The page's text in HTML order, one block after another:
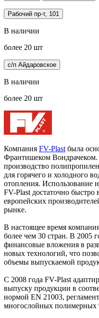
Рабочий пр-т, 101
В наличии
более 20 шт
с/п Айдаровское
В наличии
более 20 шт
Компания FV-Plast была
Франтишеком Вондрачеком.
производство
для горячего и холодного
отопления. Использование
FV-Plast достаточно
европейских
рынке.
В настоящее время
более чем 30 стран. В 2005
финансовые вложения в
новых технологий, что
объемы выпускаемой
С 2008 года FV-Plast
выпуску продукции в
нормой EN 21003,
многослойных полимерных